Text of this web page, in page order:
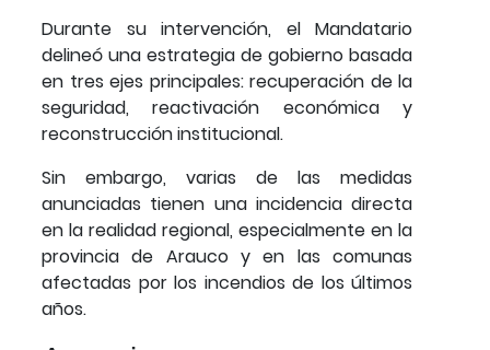
Durante su intervención, el Mandatario
delineó una estrategia de gobierno basada
en tres ejes principales: recuperación de la
seguridad, reactivación económica y
reconstrucción institucional.
Sin embargo, varias de las medidas
anunciadas tienen una incidencia directa
en la realidad regional, especialmente en la
provincia de Arauco y en las comunas
afectadas por los incendios de los últimos
años.